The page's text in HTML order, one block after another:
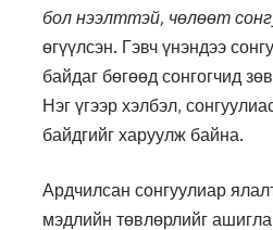
бол нээлттэй, чөлөөт
өгүүлсэн. Гэвч үнэндээ
байдаг бөгөөд сонгогчид
Нэг үгээр хэлбэл,
байдгийг харуулж байна.
Ардчилсан сонгуулиар
мэдлийн төвлөрлийг